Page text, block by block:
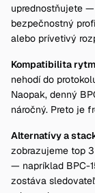
uprednostňujete
bezpečnostný
alebo prívetivý
Kompatibilita
nehodí do
Naopak, denný
náročný. Preto je
Alternatívy a
zobrazujeme top
— napríklad BPC-
zostáva